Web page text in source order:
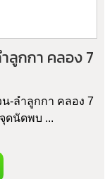
ลูกกา คลอง 7
-ลำลูกกา คลอง 7
ดนัดพบ ...